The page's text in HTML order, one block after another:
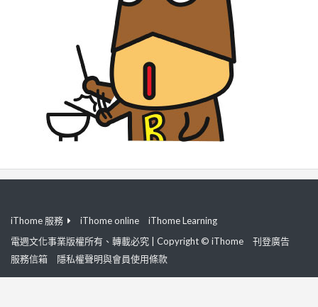
iThome 服務 iThome online
iThome Learning
電週文化事業版權所有、轉載必究 | Copyright © iThome
刊登廣告
服務信箱
隱私權聲明與會員使用條款